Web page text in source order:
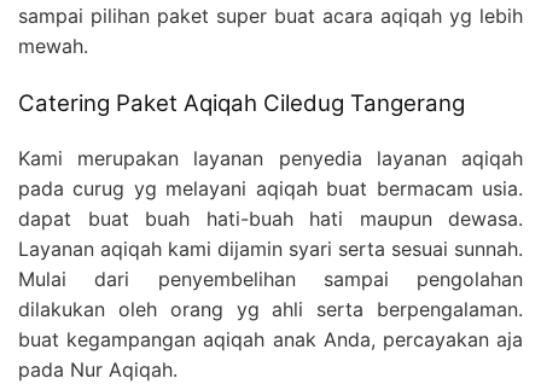
sampai pilihan paket super buat acara aqiqah yg lebih
mewah.
Catering Paket Aqiqah Ciledug Tangerang
Kami merupakan layanan penyedia layanan aqiqah
pada curug yg melayani aqiqah buat bermacam usia.
dapat buat buah hati-buah hati maupun dewasa.
Layanan aqiqah kami dijamin syari serta sesuai sunnah.
Mulai dari penyembelihan sampai pengolahan
dilakukan oleh orang yg ahli serta berpengalaman.
buat kegampangan aqiqah anak Anda, percayakan aja
pada Nur Aqiqah.